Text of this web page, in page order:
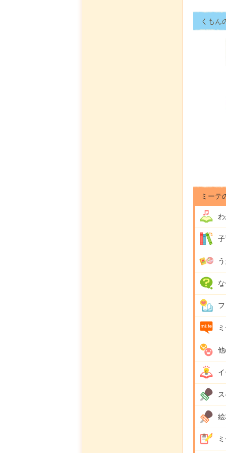
くもん
ミーテ